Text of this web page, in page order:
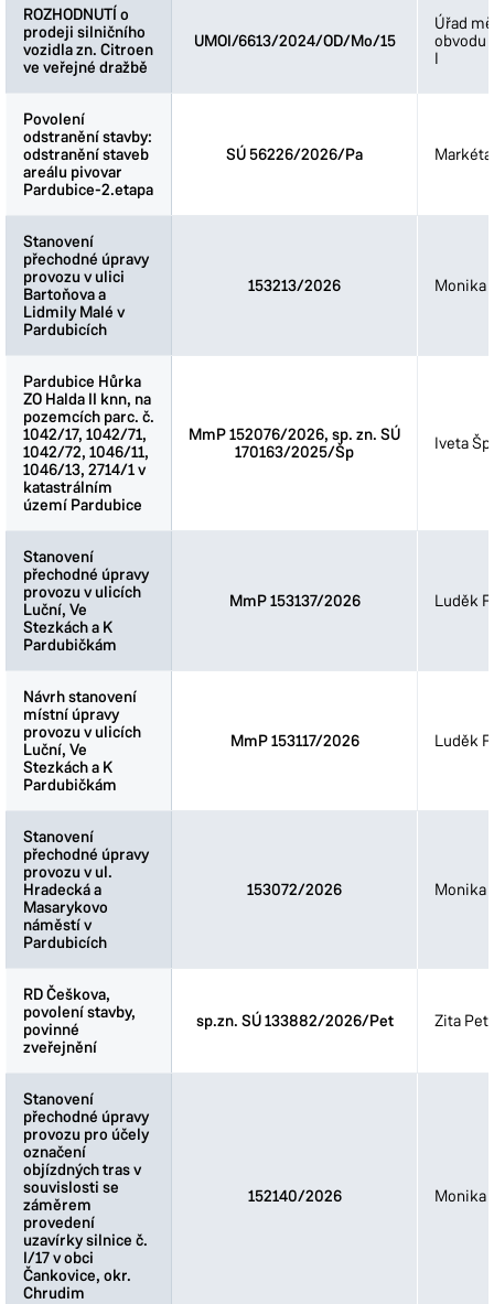
ROZHODNUTÍ o
prodeji silničního
vozidla zn. Citroen
ve veřejné dražbě
UMOI/6613/2024/OD/Mo/15
Úřad
obvodu
I
Povolení
odstranění stavby:
odstranění staveb
areálu pivovar
Pardubice-2.etapa
SÚ 56226/2026/Pa
Stanovení
přechodné úpravy
provozu v ulici
Bartoňova a
Lidmily Malé v
Pardubicích
153213/2026 Monika
Pardubice Hůrka
ZO Halda II knn, na
pozemcích parc. č.
1042/17, 1042/71,
1042/72, 1046/11,
1046/13, 2714/1 v
katastrálním
území Pardubice
MmP 152076/2026, sp. zn. SÚ
170163/2025/Šp
Iveta
Stanovení
přechodné úpravy
provozu v ulicích
Luční, Ve
Stezkách a K
Pardubičkám
MmP 153137/2026 Luděk
Návrh stanovení
místní úpravy
provozu v ulicích
Luční, Ve
Stezkách a K
Pardubičkám
MmP 153117/2026 Luděk
Stanovení
přechodné úpravy
provozu v ul.
Hradecká a
Masarykovo
náměstí v
Pardubicích
153072/2026 Monika
RD Češkova,
povolení stavby,
povinné
zveřejnění
sp.zn. SÚ 133882/2026/Pet Zita
Stanovení
přechodné úpravy
provozu pro účely
označení
objízdných tras v
souvislosti se
záměrem
provedení
uzavírky silnice č.
I/17 v obci
Čankovice, okr.
Chrudim
152140/2026 Monika
ROZHODNUTÍ o
prodeji silničního
vozidla zn. Citroen
ve veřejné dražbě
Povolení
odstranění stavby:
odstranění staveb
areálu pivovar
Pardubice-2.etapa
Stanovení
přechodné úpravy
provozu v ulici
Bartoňova a
Lidmily Malé v
Pardubicích
Pardubice Hůrka
ZO Halda II knn, na
pozemcích parc. č.
1042/17, 1042/71,
1042/72, 1046/11,
1046/13, 2714/1 v
katastrálním
území Pardubice
Stanovení
přechodné úpravy
provozu v ulicích
Luční, Ve
Stezkách a K
Pardubičkám
Návrh stanovení
místní úpravy
provozu v ulicích
Luční, Ve
Stezkách a K
Pardubičkám
Stanovení
přechodné úpravy
provozu v ul.
Hradecká a
Masarykovo
náměstí v
Pardubicích
RD Češkova,
povolení stavby,
povinné
zveřejnění
Stanovení
přechodné úpravy
provozu pro účely
označení
objízdných tras v
souvislosti se
záměrem
provedení
uzavírky silnice č.
I/17 v obci
Čankovice, okr.
Chrudim